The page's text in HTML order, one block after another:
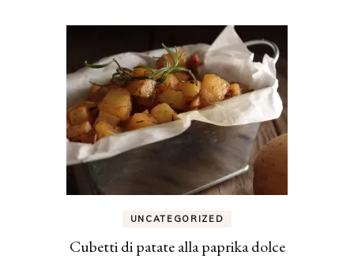
UNCATEGORIZED
Cubetti di patate alla paprika dolce